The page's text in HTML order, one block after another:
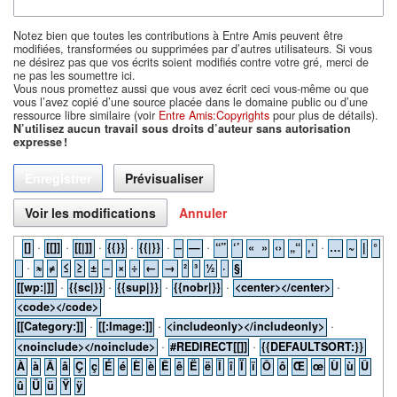
Notez bien que toutes les contributions à Entre Amis peuvent être
modifiées, transformées ou supprimées par d’autres utilisateurs. Si vous
ne désirez pas que vos écrits soient modifiés contre votre gré, merci de
ne pas les soumettre ici.
Vous nous promettez aussi que vous avez écrit ceci vous-même ou que
vous l’avez copié d’une source placée dans le domaine public ou d’une
ressource libre similaire (voir Entre Amis:Copyrights pour plus de détails).
N’utilisez aucun travail sous droits d’auteur sans autorisation
expresse !
Annuler
[] · [[]] · [[|]] · {{}} · {{|}} · – — · “” ‘’ « » ‹› „“ ‚‘ · … ~ | °
· ≈ ≠ ≤ ≥ ± − × ÷ ← → ² ³ ½ · §
[[wp:|]]· {{sc|}} · {{sup|}}· {{nobr|}} · <center></center>·
<code></code>
[[Category:]] · [[:Image:]] · <includeonly></includeonly> ·
<noinclude></noinclude>· #REDIRECT[[]] · {{DEFAULTSORT:}}
À à Â â Ç ç É é È è Ê ê Ë ë Î î Ï ï Ô ô Œ œ Ù ù Û
û
Ü ü Ÿ ÿ